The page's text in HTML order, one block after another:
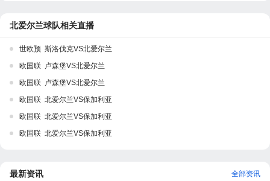
北爱尔兰球队相关直播
世欧预 斯洛伐克VS北爱尔兰
欧国联 卢森堡VS北爱尔兰
欧国联 卢森堡VS北爱尔兰
欧国联 北爱尔兰VS保加利亚
欧国联 北爱尔兰VS保加利亚
欧国联 北爱尔兰VS保加利亚
最新资讯 全部资讯